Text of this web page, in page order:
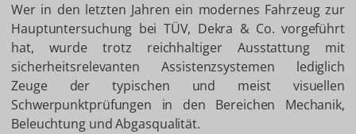
Wer in den letzten Jahren ein modernes Fahrzeug zur
Hauptuntersuchung bei TÜV, Dekra & Co. vorgeführt
hat, wurde trotz reichhaltiger Ausstattung mit
sicherheitsrelevanten Assistenzsystemen lediglich
Zeuge der typischen und meist visuellen
Schwerpunktprüfungen in den Bereichen Mechanik,
Beleuchtung und Abgasqualität.